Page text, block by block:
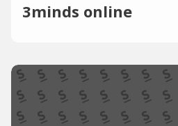
3minds online